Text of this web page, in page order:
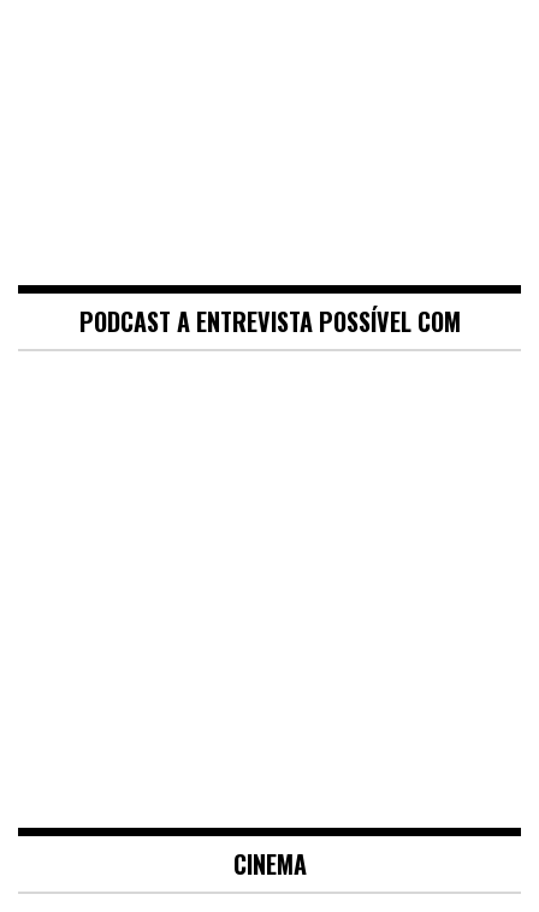
PODCAST A ENTREVISTA POSSÍVEL COM
CINEMA